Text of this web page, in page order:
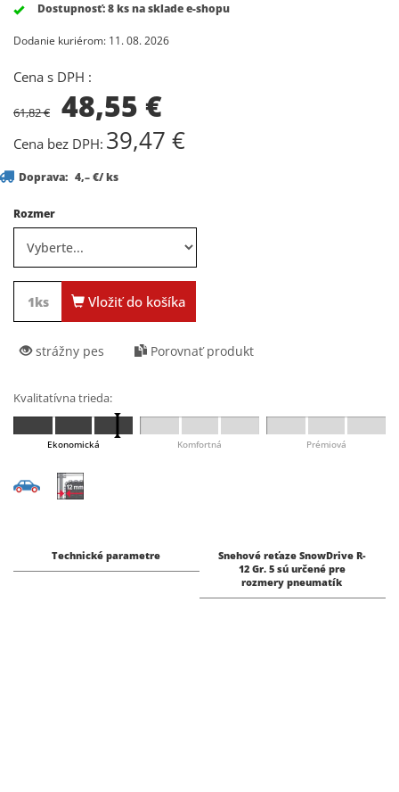
Dostupnosť:8 ks na sklade e-shopu
Dodanie kuriérom: 11. 08. 2026
Cena s DPH :
61,82 € 48,55 €
Cena bez DPH: 39,47 €
Doprava: 4,– €/ ks
Rozmer
Vložiť do košíka
strážny pes Porovnať produkt
Kvalitatívna trieda:
Ekonomická Komfortná Prémiová
Technické parametre
Snehové reťaze SnowDrive R-
12 Gr. 5 sú určené pre
rozmery pneumatík